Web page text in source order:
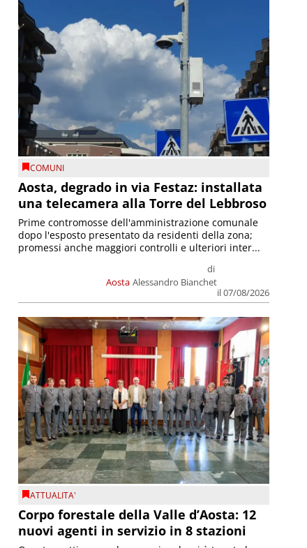
COMUNI
Aosta, degrado in via Festaz: installata
una telecamera alla Torre del Lebbroso
Aosta
di
Alessandro Bianchet
il 07/08/2026
Prime contromosse dell'amministrazione comunale
dopo l'esposto presentato da residenti della zona;
promessi anche maggiori controlli e ulteriori inter...
ATTUALITA'
Corpo forestale della Valle d’Aosta: 12
nuovi agenti in servizio in 8 stazioni